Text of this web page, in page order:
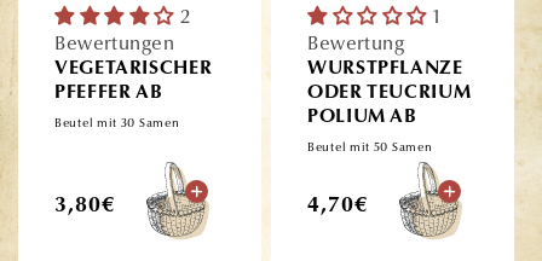
2
Bewertungen
VEGETARISCHER
PFEFFER AB
Beutel mit 30 Samen
Normaler
3,80€
1
Bewertung
WURSTPFLANZE
ODER TEUCRIUM
POLIUM AB
Beutel mit 50 Samen
Normaler
4,70€